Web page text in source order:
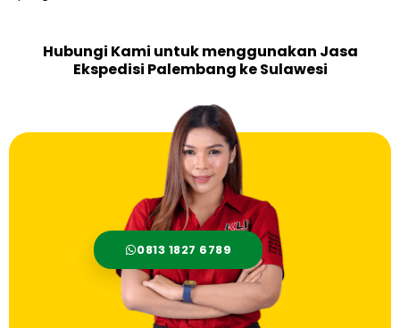
Hubungi Kami untuk menggunakan Jasa
Ekspedisi Palembang ke Sulawesi
0813 1827 6789